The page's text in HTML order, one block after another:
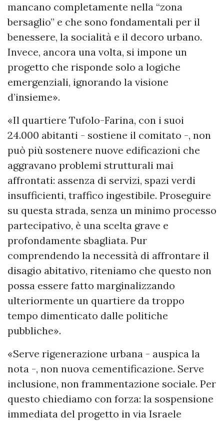
mancano completamente nella “zona
bersaglio” e che sono fondamentali per il
benessere, la socialità e il decoro urbano.
Invece, ancora una volta, si impone un
progetto che risponde solo a logiche
emergenziali, ignorando la visione
d’insieme».
«Il quartiere Tufolo-Farina, con i suoi
24.000 abitanti - sostiene il comitato -, non
può più sostenere nuove edificazioni che
aggravano problemi strutturali mai
affrontati: assenza di servizi, spazi verdi
insufficienti, traffico ingestibile. Proseguire
su questa strada, senza un minimo processo
partecipativo, è una scelta grave e
profondamente sbagliata. Pur
comprendendo la necessità di affrontare il
disagio abitativo, riteniamo che questo non
possa essere fatto marginalizzando
ulteriormente un quartiere da troppo
tempo dimenticato dalle politiche
pubbliche».
«Serve rigenerazione urbana - auspica la
nota -, non nuova cementificazione. Serve
inclusione, non frammentazione sociale. Per
questo chiediamo con forza: la sospensione
immediata del progetto in via Israele